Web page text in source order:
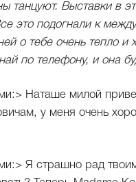
танцуют. Выставки в
это подогнали к
о тебе очень тепло и
по телефону, и она
Наташе милой
у меня очень
Я страшно рад